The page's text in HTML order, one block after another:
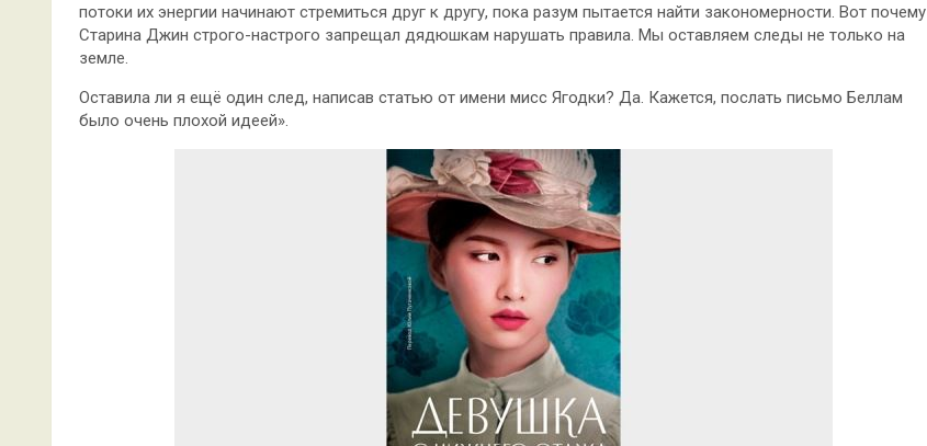
потоки их энергии начинают стремиться друг к другу, пока разум пытается найти закономерности. Вот почему
Старина Джин строго-настрого запрещал дядюшкам нарушать правила. Мы оставляем следы не только на
земле.
Оставила ли я ещё один след, написав статью от имени мисс Ягодки? Да. Кажется, послать письмо Беллам
было очень плохой идеей».